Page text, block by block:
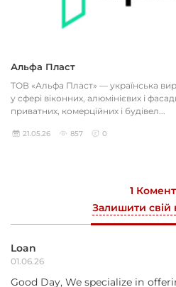
Альфа Пласт
ТОВ «Альфа Пласт» — українська
у сфері віконних, алюмінієвих і
приватних, комерційних і будівел...
21.05.26 857 0
1
Залишити свій
Loan
01.06.26
Good Day, We specialize in